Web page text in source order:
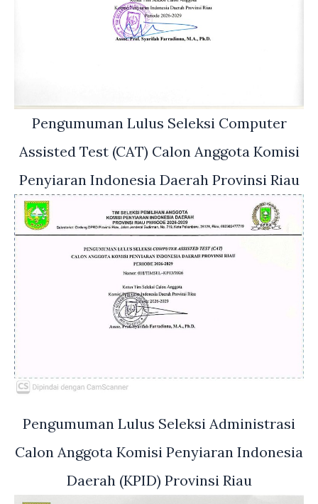
Pengumuman Lulus Seleksi Computer
Assisted Test (CAT) Calon Anggota Komisi
Penyiaran Indonesia Daerah Provinsi Riau
Pengumuman Lulus Seleksi Administrasi
Calon Anggota Komisi Penyiaran Indonesia
Daerah (KPID) Provinsi Riau